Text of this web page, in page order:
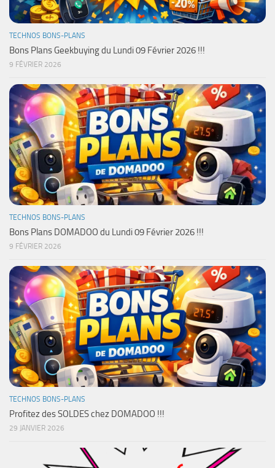
TECHNOS BONS-PLANS
Bons Plans Geekbuying du Lundi 09 Février 2026 !!!
9 FÉVRIER 2026
TECHNOS BONS-PLANS
Bons Plans DOMADOO du Lundi 09 Février 2026 !!!
9 FÉVRIER 2026
TECHNOS BONS-PLANS
Profitez des SOLDES chez DOMADOO !!!
29 JANVIER 2026